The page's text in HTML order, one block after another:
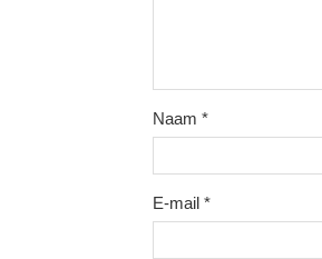
Naam *
E-mail *